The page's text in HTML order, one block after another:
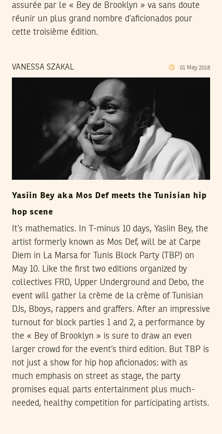
assurée par le « Bey de Brooklyn » va sans doute
réunir un plus grand nombre d’aficionados pour
cette troisième édition.
VANESSA SZAKAL 01 May 2018
Yasiin Bey aka Mos Def meets the Tunisian hip
hop scene
It’s mathematics. In T-minus 10 days, Yasiin Bey, the
artist formerly known as Mos Def, will be at Carpe
Diem in La Marsa for Tunis Block Party (TBP) on
May 10. Like the first two editions organized by
collectives FRD, Upper Underground and Debo, the
event will gather la crème de la crème of Tunisian
DJs, Bboys, rappers and graffers. After an impressive
turnout for block parties 1 and 2, a performance by
the « Bey of Brooklyn » is sure to draw an even
larger crowd for the event’s third edition. But TBP is
not just a show for hip hop aficionados: with as
much emphasis on street as stage, the party
promises equal parts entertainment plus much-
needed, healthy competition for participating artists.